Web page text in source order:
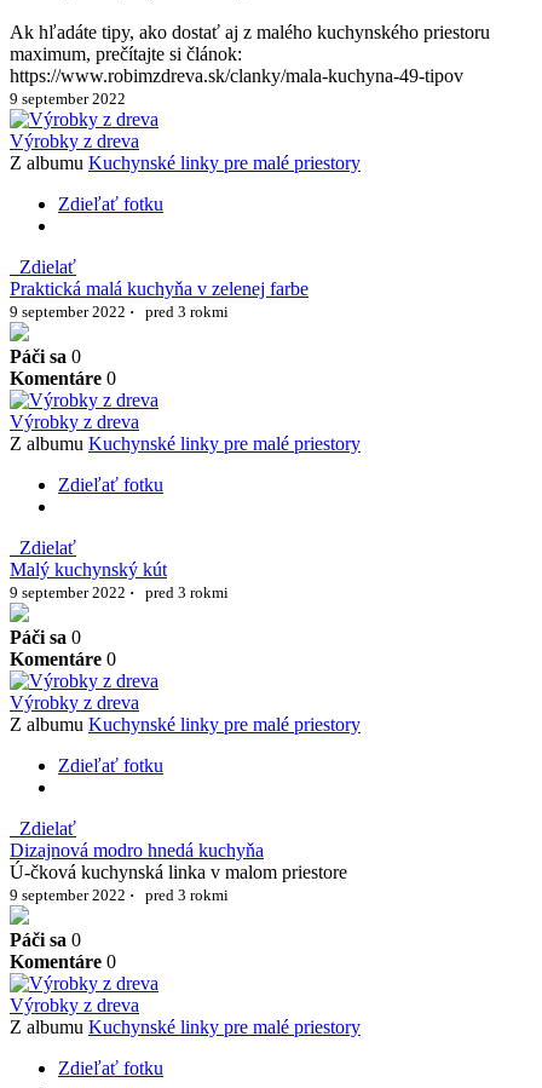
Ak hľadáte tipy, ako dostať aj z malého kuchynského priestoru
maximum, prečítajte si článok:
https://www.robimzdreva.sk/clanky/mala-kuchyna-49-tipov
9 september 2022
Výrobky z dreva
Z albumu Kuchynské linky pre malé priestory
Zdieľať fotku
Zdielať
Praktická malá kuchyňa v zelenej farbe
9 september 2022 · pred 3 rokmi
Páči sa 0
Komentáre 0
Výrobky z dreva
Z albumu Kuchynské linky pre malé priestory
Zdieľať fotku
Zdielať
Malý kuchynský kút
9 september 2022 · pred 3 rokmi
Páči sa 0
Komentáre 0
Výrobky z dreva
Z albumu Kuchynské linky pre malé priestory
Zdieľať fotku
Zdielať
Dizajnová modro hnedá kuchyňa
Ú-čková kuchynská linka v malom priestore
9 september 2022 · pred 3 rokmi
Páči sa 0
Komentáre 0
Výrobky z dreva
Z albumu Kuchynské linky pre malé priestory
Zdieľať fotku